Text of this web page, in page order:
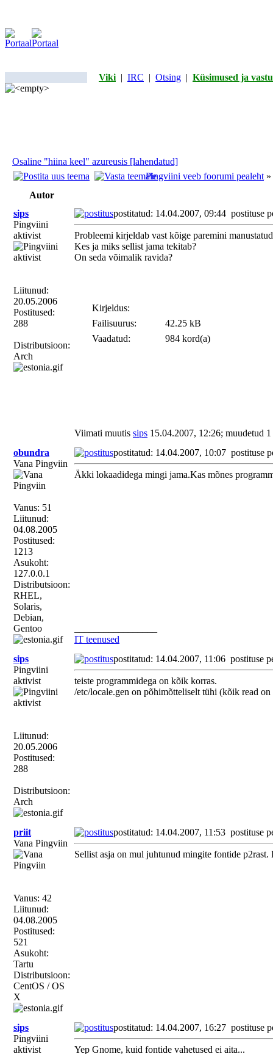
Viki | IRC | Otsing | Küsimused ja
Osaline "hiina keel" azureusis [lahendatud]
Pingviini veeb foorumi pealeht »
Autor
sips
Pingviini
aktivist
Liitunud:
20.05.2006
Postitused:
288
Distributsioon:
Arch
postitatud: 14.04.2007, 09:44 postituse
Probleemi kirjeldab vast kõige paremini
Kes ja miks sellist jama tekitab?
On seda võimalik ravida?
Kirjeldus:
Failisuurus:
42.25 kB
Vaadatud:
984 kord(a)
Viimati muutis sips 15.04.2007, 12:26; muudetud
obundra
Vana Pingviin
Vanus: 51
Liitunud:
04.08.2005
Postitused:
1213
Asukoht:
127.0.0.1
Distributsioon:
RHEL,
Solaris,
Debian,
Gentoo
postitatud: 14.04.2007, 10:07 postituse
Äkki lokaadidega mingi jama.Kas mõnes
IT teenused
sips
Pingviini
aktivist
Liitunud:
20.05.2006
Postitused:
288
Distributsioon:
Arch
postitatud: 14.04.2007, 11:06 postituse
teiste programmidega on kõik korras.
/etc/locale.gen on põhimõtteliselt tühi (kõik read
priit
Vana Pingviin
Vanus: 42
Liitunud:
04.08.2005
Postitused:
521
Asukoht:
Tartu
Distributsioon:
CentOS / OS
X
postitatud: 14.04.2007, 11:53 postituse
Sellist asja on mul juhtunud mingite fontide
sips
Pingviini
aktivist
postitatud: 14.04.2007, 16:27 postituse
Yep Gnome, kuid fontide vahetused ei aita...